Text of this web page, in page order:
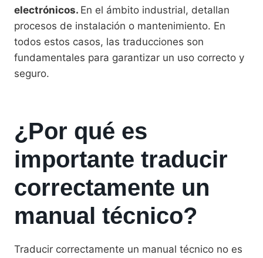
electrónicos. En el ámbito industrial, detallan
procesos de instalación o mantenimiento. En
todos estos casos, las traducciones son
fundamentales para garantizar un uso correcto y
seguro.
¿Por qué es
importante traducir
correctamente un
manual técnico?
Traducir correctamente un manual técnico no es